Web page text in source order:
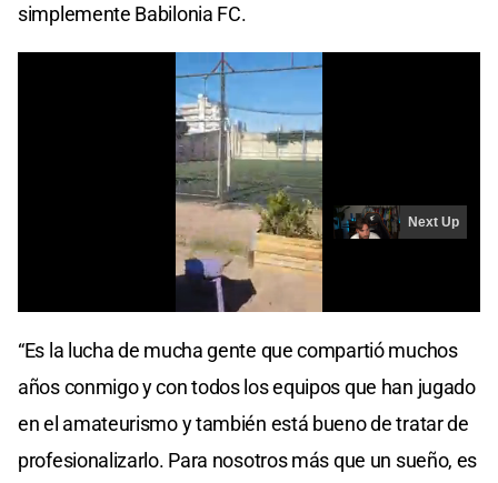
simplemente Babilonia FC.
“Es la lucha de mucha gente que compartió muchos
años conmigo y con todos los equipos que han jugado
en el amateurismo y también está bueno de tratar de
profesionalizarlo. Para nosotros más que un sueño, es